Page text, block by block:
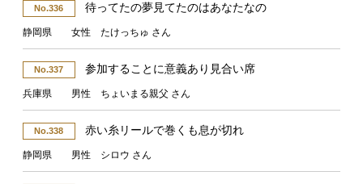
No.336 待ってたの夢見てたのはあなたなの
静岡県 女性 たけっちゅ さん
No.337 参加することに意義あり見合い席
兵庫県 男性 ちょいまる親父 さん
No.338 赤い糸リールで巻くも息が切れ
静岡県 男性 シロウ さん